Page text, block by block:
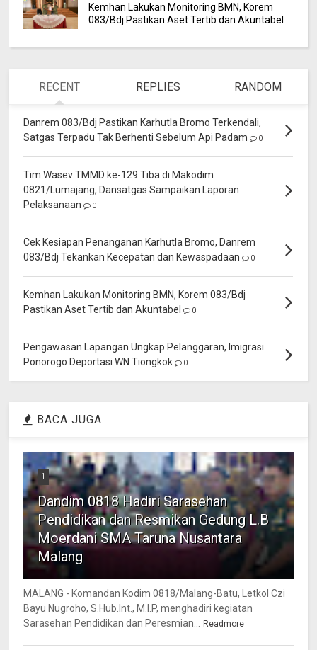
Kemhan Lakukan Monitoring BMN, Korem
083/Bdj Pastikan Aset Tertib dan Akuntabel
RECENT REPLIES RANDOM
Danrem 083/Bdj Pastikan Karhutla Bromo Terkendali,
Satgas Terpadu Tak Berhenti Sebelum Api Padam
0
Tim Wasev TMMD ke-129 Tiba di Makodim
0821/Lumajang, Dansatgas Sampaikan Laporan
Pelaksanaan
0
Cek Kesiapan Penanganan Karhutla Bromo, Danrem
083/Bdj Tekankan Kecepatan dan Kewaspadaan
0
Kemhan Lakukan Monitoring BMN, Korem 083/Bdj
Pastikan Aset Tertib dan Akuntabel
0
Pengawasan Lapangan Ungkap Pelanggaran, Imigrasi
Ponorogo Deportasi WN Tiongkok
0
BACA JUGA
1
Dandim 0818 Hadiri Sarasehan
Pendidikan dan Resmikan Gedung L.B
Moerdani SMA Taruna Nusantara
Malang
MALANG - Komandan Kodim 0818/Malang-Batu, Letkol Czi
Bayu Nugroho, S.Hub.Int., M.I.P, menghadiri kegiatan
Sarasehan Pendidikan dan Peresmian...
Readmore